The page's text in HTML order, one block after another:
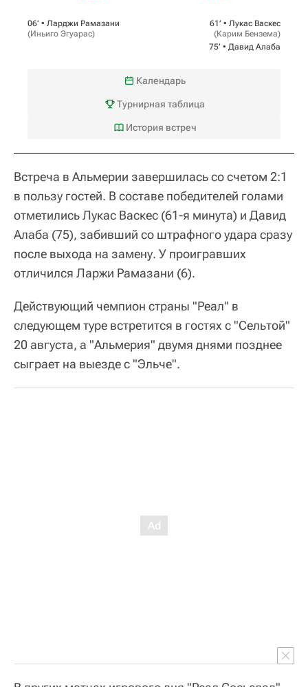
06‎’‎ • Ларджи Рамазани
(Иньиго Эгуарас)
61‎’‎ • Лукас Васкес
(Карим Бензема)
75‎’‎ • Давид Алаба
Календарь
Турнирная таблица
История встреч
Встреча в Альмерии завершилась со счетом 2:1
в пользу гостей. В составе победителей голами
отметились Лукас Васкес (61-я минута) и Давид
Алаба (75), забивший со штрафного удара сразу
после выхода на замену. У проигравших
отличился Ларжи Рамазани (6).
Действующий чемпион страны "Реал" в
следующем туре встретится в гостях с "Сельтой"
20 августа, а "Альмерия" двумя днями позднее
сыграет на выезде с "Эльче".